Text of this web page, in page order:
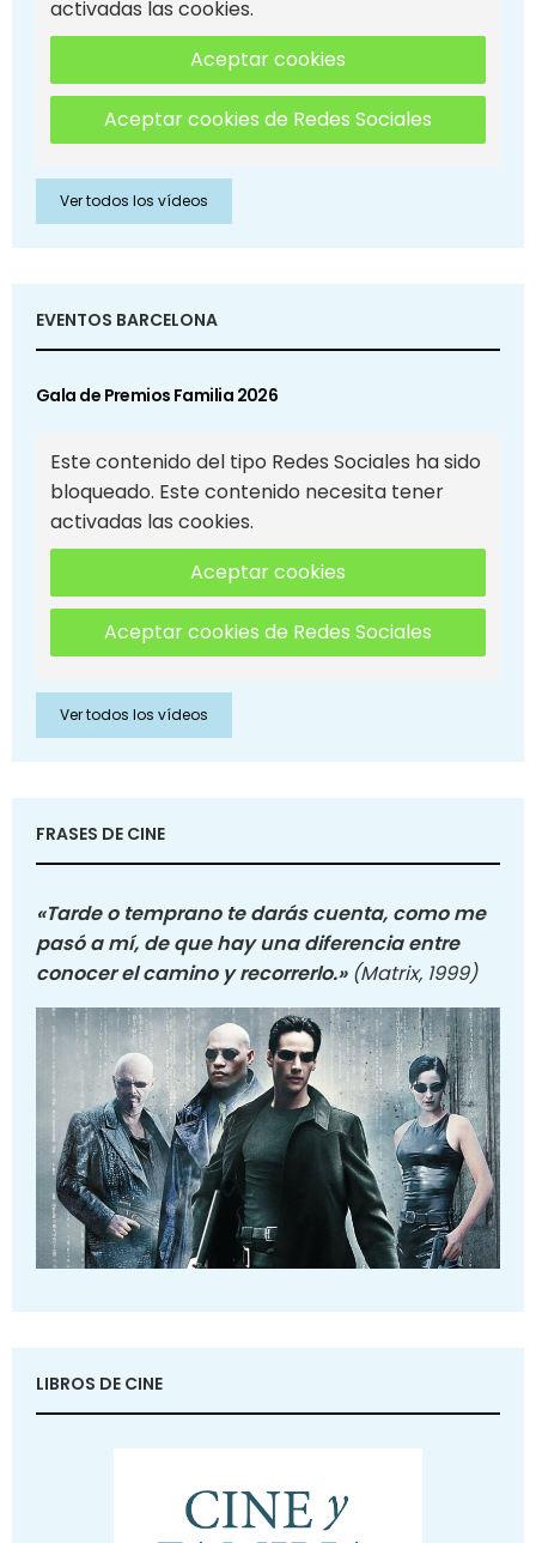
activadas las cookies.
Aceptar cookies
Aceptar cookies de Redes Sociales
Ver todos los vídeos
EVENTOS BARCELONA
Gala de Premios Familia 2026
Este contenido del tipo Redes Sociales ha sido
bloqueado. Este contenido necesita tener
activadas las cookies.
Aceptar cookies
Aceptar cookies de Redes Sociales
Ver todos los vídeos
FRASES DE CINE
«Tarde o temprano te darás cuenta, como me
pasó a mí, de que hay una diferencia entre
conocer el camino y recorrerlo.» (Matrix, 1999)
LIBROS DE CINE